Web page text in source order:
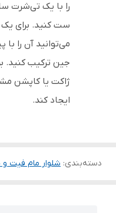
را با یک تی‌شرت
ست کنید. برای یک
می‌توانید آن را با
جین ترکیب کنید.
ژاکت یا کاپشن
ایجاد کند.
دسته‌بندی: شلوار مام فیت و